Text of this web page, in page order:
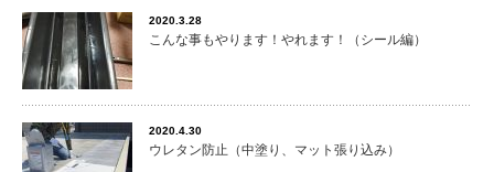
2020.3.28
こんな事もやります！やれます！（シール編）
2020.4.30
ウレタン防止（中塗り、マット張り込み）